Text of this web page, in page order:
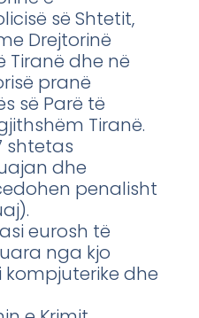
së Shtetit,
Drejtorinë
Tiranë dhe në
pranë
së Parë të
Tiranë.
shtetas
dhe
penalisht
eurosh të
nga kjo
kompjuterike dhe